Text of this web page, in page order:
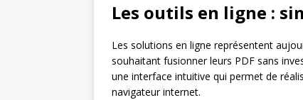
Les outils en ligne :
Les solutions en ligne représentent
souhaitant fusionner leurs PDF sans
une interface intuitive qui permet de
navigateur internet.